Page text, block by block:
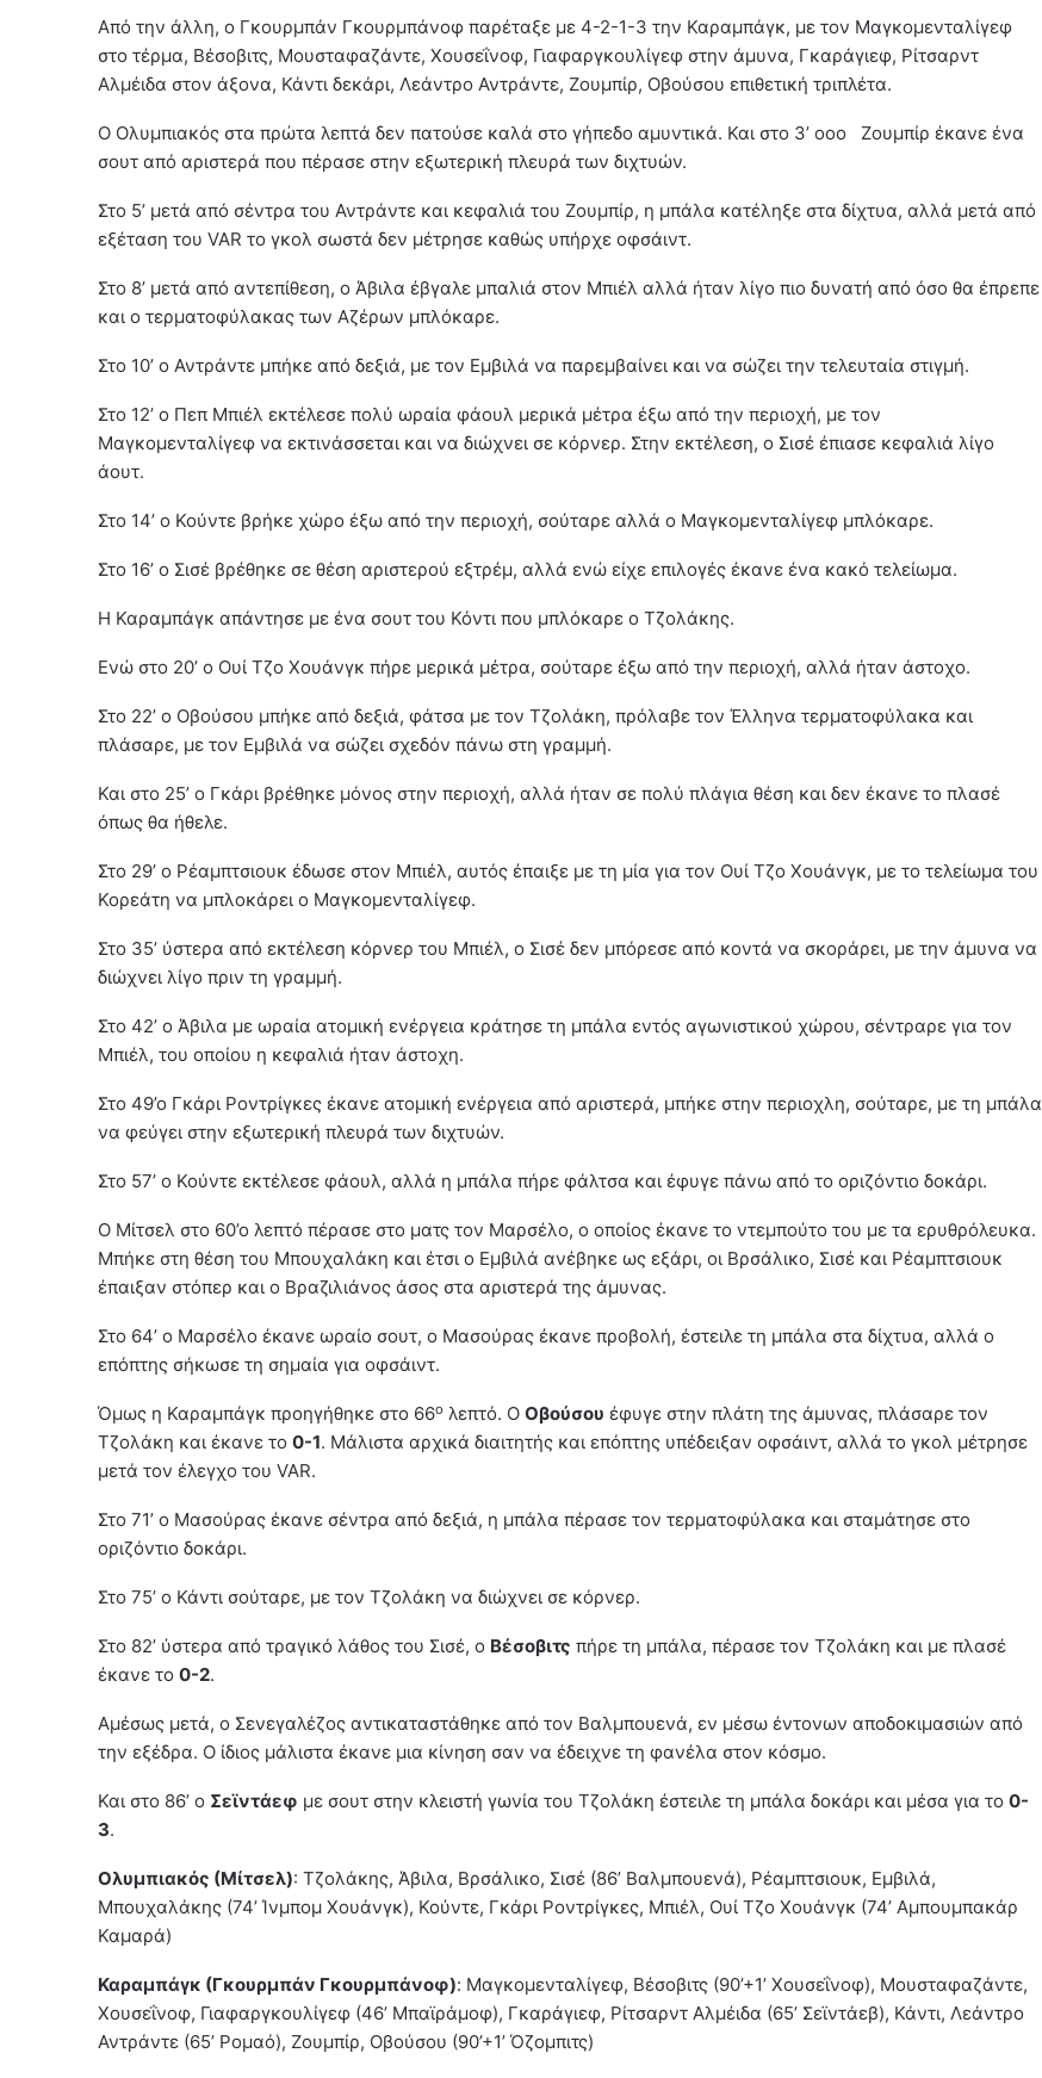
Από την άλλη, ο Γκουρμπάν Γκουρμπάνοφ παρέταξε με 4-2-1-3 την Καραμπάγκ, με τον Mαγκομενταλίγεφ
στο τέρμα, Βέσοβιτς, Μουσταφαζάντε, Χουσεΐνοφ, Γιαφαργκουλίγεφ στην άμυνα, Γκαράγιεφ, Ρίτσαρντ
Αλμέιδα στον άξονα, Κάντι δεκάρι, Λεάντρο Αντράντε, Ζουμπίρ, Οβούσου επιθετική τριπλέτα.
Ο Ολυμπιακός στα πρώτα λεπτά δεν πατούσε καλά στο γήπεδο αμυντικά. Και στο 3’ οοο Ζουμπίρ έκανε ένα
σουτ από αριστερά που πέρασε στην εξωτερική πλευρά των διχτυών.
Στο 5’ μετά από σέντρα του Αντράντε και κεφαλιά του Ζουμπίρ, η μπάλα κατέληξε στα δίχτυα, αλλά μετά από
εξέταση του VAR το γκολ σωστά δεν μέτρησε καθώς υπήρχε οφσάιντ.
Στο 8’ μετά από αντεπίθεση, ο Άβιλα έβγαλε μπαλιά στον Μπιέλ αλλά ήταν λίγο πιο δυνατή από όσο θα έπρεπε
και ο τερματοφύλακας των Αζέρων μπλόκαρε.
Στο 10’ ο Αντράντε μπήκε από δεξιά, με τον Εμβιλά να παρεμβαίνει και να σώζει την τελευταία στιγμή.
Στο 12’ ο Πεπ Μπιέλ εκτέλεσε πολύ ωραία φάουλ μερικά μέτρα έξω από την περιοχή, με τον
Mαγκομενταλίγεφ να εκτινάσσεται και να διώχνει σε κόρνερ. Στην εκτέλεση, ο Σισέ έπιασε κεφαλιά λίγο
άουτ.
Στο 14’ ο Κούντε βρήκε χώρο έξω από την περιοχή, σούταρε αλλά ο Mαγκομενταλίγεφ μπλόκαρε.
Στο 16’ ο Σισέ βρέθηκε σε θέση αριστερού εξτρέμ, αλλά ενώ είχε επιλογές έκανε ένα κακό τελείωμα.
Η Καραμπάγκ απάντησε με ένα σουτ του Κόντι που μπλόκαρε ο Τζολάκης.
Ενώ στο 20’ ο Ουί Τζο Χουάνγκ πήρε μερικά μέτρα, σούταρε έξω από την περιοχή, αλλά ήταν άστοχο.
Στο 22’ ο Οβούσου μπήκε από δεξιά, φάτσα με τον Τζολάκη, πρόλαβε τον Έλληνα τερματοφύλακα και
πλάσαρε, με τον Εμβιλά να σώζει σχεδόν πάνω στη γραμμή.
Και στο 25’ ο Γκάρι βρέθηκε μόνος στην περιοχή, αλλά ήταν σε πολύ πλάγια θέση και δεν έκανε το πλασέ
όπως θα ήθελε.
Στο 29’ ο Ρέαμπτσιουκ έδωσε στον Μπιέλ, αυτός έπαιξε με τη μία για τον Ουί Τζο Χουάνγκ, με το τελείωμα του
Κορεάτη να μπλοκάρει ο Mαγκομενταλίγεφ.
Στο 35’ ύστερα από εκτέλεση κόρνερ του Μπιέλ, ο Σισέ δεν μπόρεσε από κοντά να σκοράρει, με την άμυνα να
διώχνει λίγο πριν τη γραμμή.
Στο 42’ ο Άβιλα με ωραία ατομική ενέργεια κράτησε τη μπάλα εντός αγωνιστικού χώρου, σέντραρε για τον
Μπιέλ, του οποίου η κεφαλιά ήταν άστοχη.
Στο 49’ο Γκάρι Ροντρίγκες έκανε ατομική ενέργεια από αριστερά, μπήκε στην περιοχλη, σούταρε, με τη μπάλα
να φεύγει στην εξωτερική πλευρά των διχτυών.
Στο 57’ ο Κούντε εκτέλεσε φάουλ, αλλά η μπάλα πήρε φάλτσα και έφυγε πάνω από το οριζόντιο δοκάρι.
Ο Μίτσελ στο 60’ο λεπτό πέρασε στο ματς τον Μαρσέλο, ο οποίος έκανε το ντεμπούτο του με τα ερυθρόλευκα.
Μπήκε στη θέση του Μπουχαλάκη και έτσι ο Εμβιλά ανέβηκε ως εξάρι, οι Βρσάλικο, Σισέ και Ρέαμπτσιουκ
έπαιξαν στόπερ και ο Βραζιλιάνος άσος στα αριστερά της άμυνας.
Στο 64’ ο Μαρσέλο έκανε ωραίο σουτ, ο Μασούρας έκανε προβολή, έστειλε τη μπάλα στα δίχτυα, αλλά ο
επόπτης σήκωσε τη σημαία για οφσάιντ.
Όμως η Καραμπάγκ προηγήθηκε στο 66ο λεπτό. Ο Οβούσου έφυγε στην πλάτη της άμυνας, πλάσαρε τον
Τζολάκη και έκανε το 0-1. Μάλιστα αρχικά διαιτητής και επόπτης υπέδειξαν οφσάιντ, αλλά το γκολ μέτρησε
μετά τον έλεγχο του VAR.
Στο 71’ ο Μασούρας έκανε σέντρα από δεξιά, η μπάλα πέρασε τον τερματοφύλακα και σταμάτησε στο
οριζόντιο δοκάρι.
Στο 75’ ο Κάντι σούταρε, με τον Τζολάκη να διώχνει σε κόρνερ.
Στο 82’ ύστερα από τραγικό λάθος του Σισέ, ο Βέσοβιτς πήρε τη μπάλα, πέρασε τον Τζολάκη και με πλασέ
έκανε το 0-2.
Αμέσως μετά, ο Σενεγαλέζος αντικαταστάθηκε από τον Βαλμπουενά, εν μέσω έντονων αποδοκιμασιών από
την εξέδρα. Ο ίδιος μάλιστα έκανε μια κίνηση σαν να έδειχνε τη φανέλα στον κόσμο.
Και στο 86’ ο Σεϊντάεφ με σουτ στην κλειστή γωνία του Τζολάκη έστειλε τη μπάλα δοκάρι και μέσα για το 0-
3.
Ολυμπιακός (Μίτσελ): Τζολάκης, Άβιλα, Βρσάλικο, Σισέ (86’ Βαλμπουενά), Ρέαμπτσιουκ, Εμβιλά,
Μπουχαλάκης (74’ Ίνμπομ Χουάνγκ), Κούντε, Γκάρι Ροντρίγκες, Μπιέλ, Ουί Τζο Χουάνγκ (74’ Αμπουμπακάρ
Καμαρά)
Καραμπάγκ (Γκουρμπάν Γκουρμπάνοφ): Mαγκομενταλίγεφ, Βέσοβιτς (90’+1’ Χουσεΐνοφ), Μουσταφαζάντε,
Χουσεΐνοφ, Γιαφαργκουλίγεφ (46’ Μπαϊράμοφ), Γκαράγιεφ, Ρίτσαρντ Αλμέιδα (65’ Σεϊντάεβ), Κάντι, Λεάντρο
Αντράντε (65’ Ρομαό), Ζουμπίρ, Οβούσου (90’+1’ Όζομπιτς)